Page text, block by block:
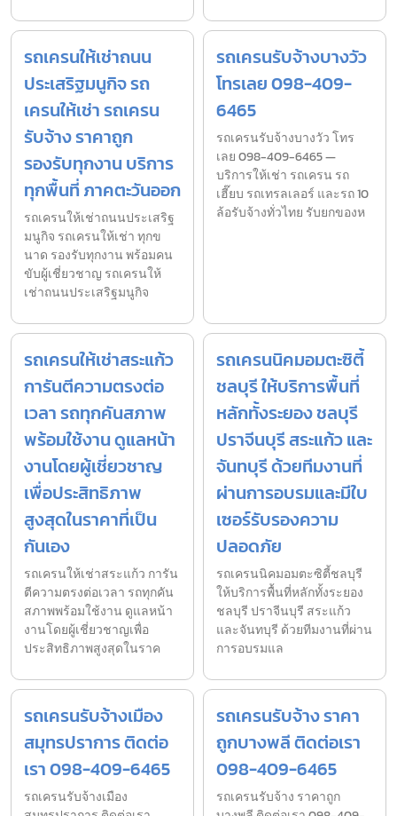
รถเครนให้เช่าถนน
ประเสริฐมนูกิจ รถ
เครนให้เช่า รถเครน
รับจ้าง ราคาถูก
รองรับทุกงาน บริการ
ทุกพื้นที่ ภาคตะวันออก
รถเครนให้เช่าถนนประเสริฐ
มนูกิจ รถเครนให้เช่า ทุกข
นาด รองรับทุกงาน พร้อมคน
ขับผู้เชี่ยวชาญ รถเครนให้
เช่าถนนประเสริฐมนูกิจ
รถเครนรับจ้างบางวัว
โทรเลย 098-409-
6465
รถเครนรับจ้างบางวัว โทร
เลย 098-409-6465 —
บริการให้เช่า รถเครน รถ
เฮี๊ยบ รถเทรลเลอร์ และรถ 10
ล้อรับจ้างทั่วไทย รับยกของห
รถเครนให้เช่าสระแก้ว
การันตีความตรงต่อ
เวลา รถทุกคันสภาพ
พร้อมใช้งาน ดูแลหน้า
งานโดยผู้เชี่ยวชาญ
เพื่อประสิทธิภาพ
สูงสุดในราคาที่เป็น
กันเอง
รถเครนให้เช่าสระแก้ว การัน
ตีความตรงต่อเวลา รถทุกคัน
สภาพพร้อมใช้งาน ดูแลหน้า
งานโดยผู้เชี่ยวชาญเพื่อ
ประสิทธิภาพสูงสุดในราค
รถเครนนิคมอมตะซิตี้
ชลบุรี ให้บริการพื้นที่
หลักทั้งระยอง ชลบุรี
ปราจีนบุรี สระแก้ว และ
จันทบุรี ด้วยทีมงานที่
ผ่านการอบรมและมีใบ
เซอร์รับรองความ
ปลอดภัย
รถเครนนิคมอมตะซิตี้ชลบุรี
ให้บริการพื้นที่หลักทั้งระยอง
ชลบุรี ปราจีนบุรี สระแก้ว
และจันทบุรี ด้วยทีมงานที่ผ่าน
การอบรมแล
รถเครนรับจ้างเมือง
สมุทรปราการ ติดต่อ
เรา 098-409-6465
รถเครนรับจ้างเมือง
รถเครนรับจ้าง ราคา
ถูกบางพลี ติดต่อเรา
098-409-6465
รถเครนรับจ้าง ราคาถูก